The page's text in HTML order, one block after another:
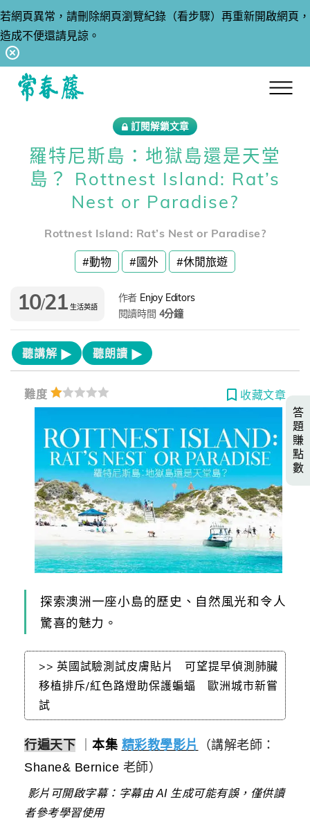
若網頁異常，請刪除網頁瀏覽紀錄（看步驟）再重新開啟網頁，
造成不便還請見諒。
訂閱解鎖文章
羅特尼斯島：地獄島還是天堂
島？ Rottnest Island: Rat’s
Nest or Paradise?
Rottnest Island: Rat’s Nest or Paradise?
#動物 #國外 #休閒旅遊
10/21 生活英語
作者 Enjoy Editors
閱讀時間 4分鐘
聽講解 聽朗讀
難度 收藏文章
探索澳洲一座小島的歷史、自然風光和令人
驚喜的魅力。
>> 英國試驗測試皮膚貼片 可望提早偵測肺臟
移植排斥/紅色路燈助保護蝙蝠 歐洲城市新嘗
試
行遍天下 本集 精彩教學影片
（講解老師：
Shane& Bernice 老師）
影片可開啟字幕：字幕由 AI 生成可能有誤，僅供讀
者參考學習使用
答
題
賺
點
數